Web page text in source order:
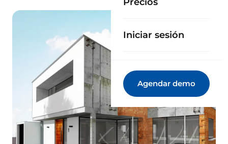
Iniciar sesión
Agendar demo